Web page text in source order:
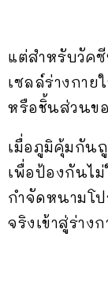
แต่สำหรับวัคซี
เซลล์ร่างกา
หรือชิ้นส่วนข
เมื่อภูมิคุ้มกัน
เพื่อป้องกันไม่
กำจัดหนามโ
จริงเข้าสู่ร่าง